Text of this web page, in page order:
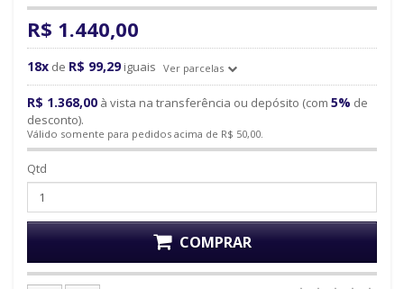
R$ 1.440,00
18x de R$ 99,29 iguais Ver parcelas
R$ 1.368,00 à vista na transferência ou depósito (com 5% de
desconto).
Válido somente para pedidos acima de R$ 50,00.
Qtd
COMPRAR